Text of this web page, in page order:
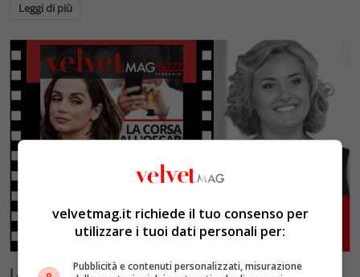
Leggi di più
Editoriale del Direttore Primo piano
velvetmag.it richiede il tuo consenso per
utilizzare i tuoi dati personali per:
Pubblicità e contenuti personalizzati, misurazione